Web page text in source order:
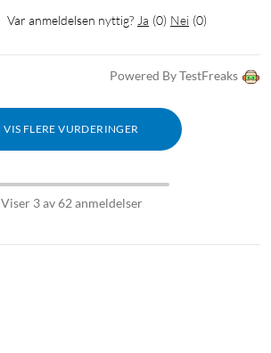
Var anmeldelsen nyttig? Ja (0) Nei (0)
Powered By TestFreaks
VIS FLERE VURDERINGER
Viser 3 av 62 anmeldelser